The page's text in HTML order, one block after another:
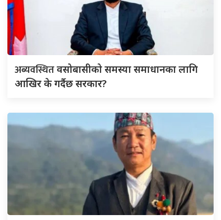
अब्यवस्थितवसोबासीको समस्या समाधानका लागि
आखिर के गर्दैछ सरकार?